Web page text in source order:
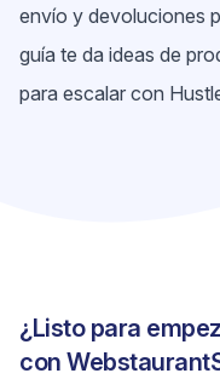
envío y devoluciones
guía te da ideas de
para escalar con
¿Listo para
con